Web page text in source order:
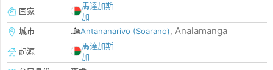
国家
馬達加斯
加
城市
Antananarivo (Soarano), Analamanga
起源
馬達加斯
加